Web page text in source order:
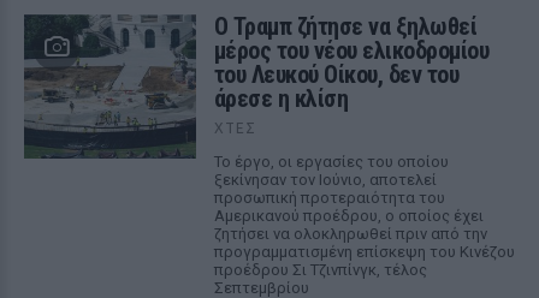
Ο Τραμπ ζήτησε να ξηλωθεί
μέρος του νέου ελικοδρομίου
του Λευκού Οίκου, δεν του
άρεσε η κλίση
ΧΤΕΣ
Το έργο, οι εργασίες του οποίου
ξεκίνησαν τον Ιούνιο, αποτελεί
προσωπική προτεραιότητα του
Αμερικανού προέδρου, ο οποίος έχει
ζητήσει να ολοκληρωθεί πριν από την
προγραμματισμένη επίσκεψη του Κινέζου
προέδρου Σι Τζινπίνγκ, τέλος
Σεπτεμβρίου